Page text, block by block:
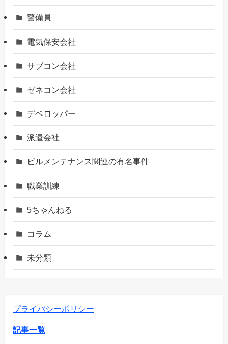
警備員
電気保安会社
サブコン会社
ゼネコン会社
デベロッパー
派遣会社
ビルメンテナンス関連の有名事件
職業訓練
5ちゃんねる
コラム
未分類
プライバシーポリシー
記事一覧